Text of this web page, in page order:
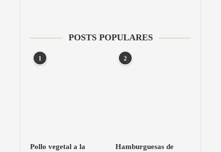
POSTS POPULARES
1
Pollo vegetal a la
2
Hamburguesas de